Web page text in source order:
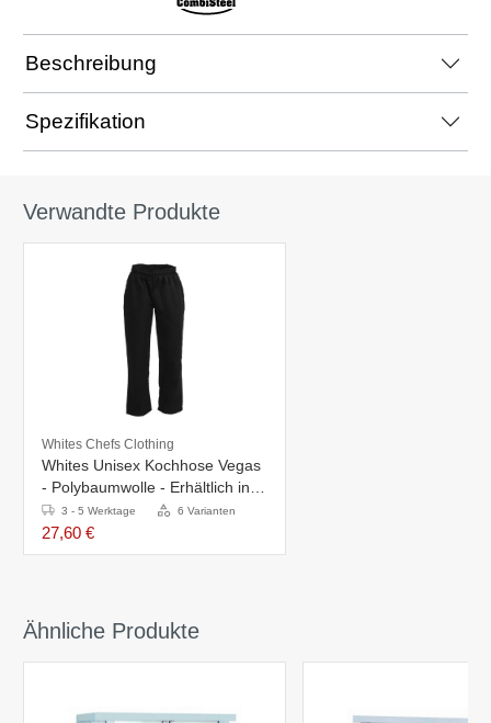
Beschreibung
Spezifikation
Verwandte Produkte
Whites Chefs Clothing
Whites Unisex Kochhose Vegas
- Polybaumwolle - Erhältlich in 6
Größen
3 - 5 Werktage 6 Varianten
27,60 €
Ähnliche Produkte